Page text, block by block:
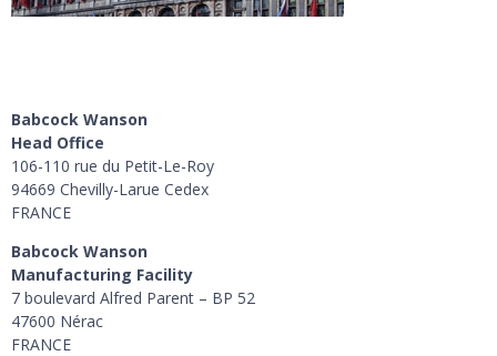
France
Babcock Wanson
Head Office
106-110 rue du Petit-Le-Roy
94669 Chevilly-Larue Cedex
FRANCE
Babcock Wanson
Manufacturing Facility
7 boulevard Alfred Parent – BP 52
47600 Nérac
FRANCE